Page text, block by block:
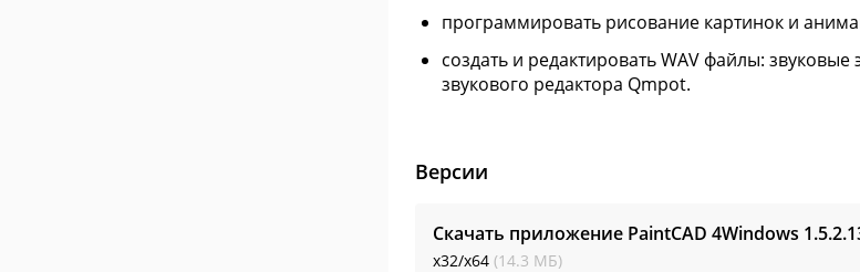
программировать рисование картинок и
создать и редактировать WAV файлы:
звукового редактора Qmpot.
Версии
Скачать приложение PaintCAD 4Windows
x32/x64 (14.3 МБ)